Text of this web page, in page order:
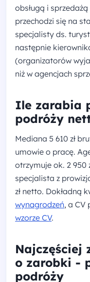
obsługą i
przechodzi się na
specjalisty ds.
następnie
(organizatorów
niż w agencjach
Ile zarabia
podróży
Mediana 5 610 zł
umowie o pracę.
otrzymuje ok. 2 950
specjalista z
zł netto. Dokładną
wynagrodzeń, a CV
wzorze CV.
Najczęściej
o zarobki -
podróży